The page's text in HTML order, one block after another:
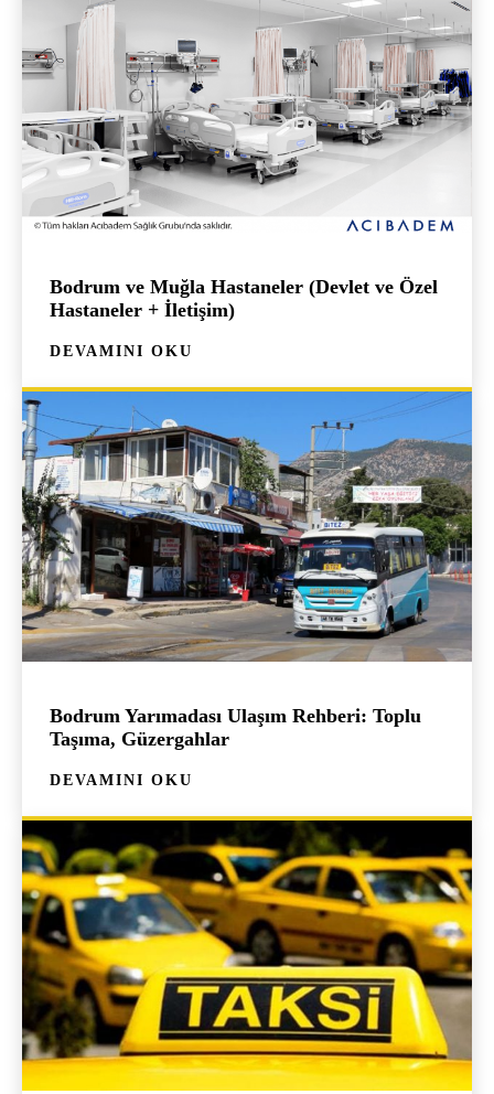
Bodrum ve Muğla Hastaneler (Devlet ve Özel
Hastaneler + İletişim)
DEVAMINI OKU
Bodrum Yarımadası Ulaşım Rehberi: Toplu
Taşıma, Güzergahlar
DEVAMINI OKU